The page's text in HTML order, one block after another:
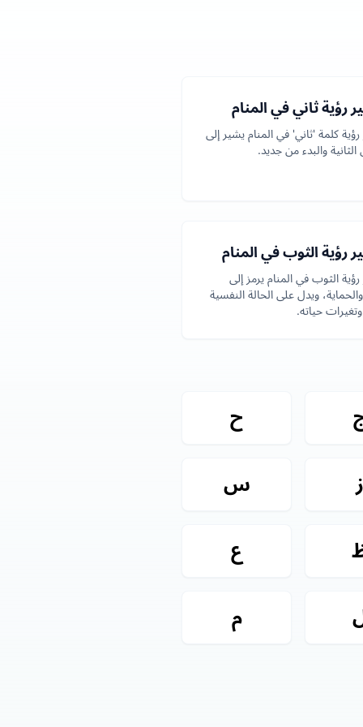
رؤية ثاني في المنام
كلمة 'ثاني' في المنام يشير إلى
والبدء من جديد.
رؤية الثوب في المنام
الثوب في المنام يرمز إلى
ويدل على الحالة النفسية
وتغيرات حياته.
ح
ز س
ع
م